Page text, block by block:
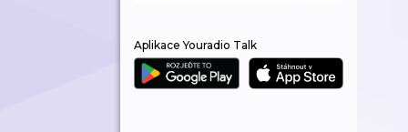
Aplikace Youradio Talk